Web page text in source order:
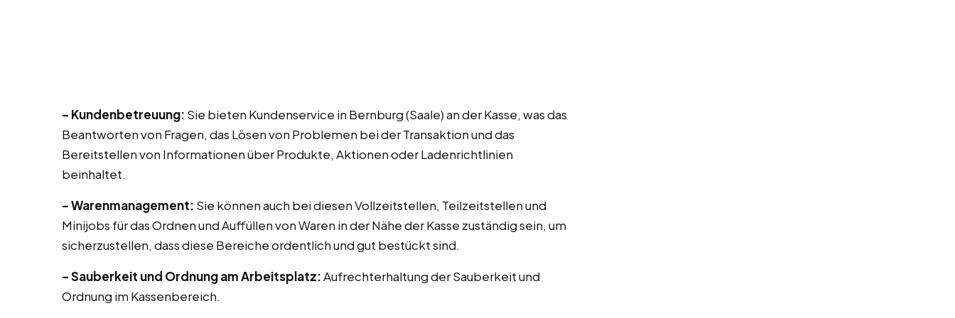
– Kundenbetreuung: Sie bieten Kundenservice in Bernburg (Saale) an der Kasse, was das
Beantworten von Fragen, das Lösen von Problemen bei der Transaktion und das
Bereitstellen von Informationen über Produkte, Aktionen oder Ladenrichtlinien
beinhaltet.
– Warenmanagement: Sie können auch bei diesen Vollzeitstellen, Teilzeitstellen und
Minijobs für das Ordnen und Auffüllen von Waren in der Nähe der Kasse zuständig sein, um
sicherzustellen, dass diese Bereiche ordentlich und gut bestückt sind.
– Sauberkeit und Ordnung am Arbeitsplatz:Aufrechterhaltung der Sauberkeit und
Ordnung im Kassenbereich.